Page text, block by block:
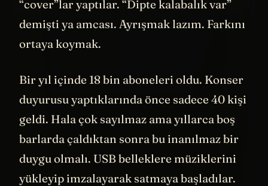
bu çizimler. Üç saatte çizmiş ama fikir o
kadar tuhaf geliyormuş ki o sırada kendi
kendine sürekli "Bu işe yaramayacak, ama
çizimleri bitirebilmek için.
Sonra da hemen üniversiteden oda
arkadaşı Sam'e bir mail yazmış ve girişim
fikrini anlatmış. Sam de "Tamam!" demiş.